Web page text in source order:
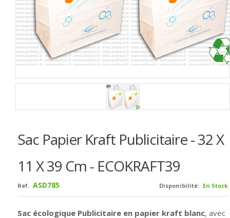
Sac Papier Kraft Publicitaire - 32 X
11 X 39 Cm - ECOKRAFT39
Disponibilité: En Stock
Ref. ASD785
Sac écologique Publicitaire en papier kraft blanc, avec